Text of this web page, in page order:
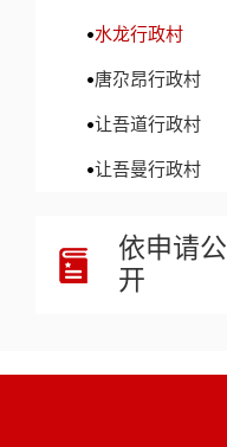
水龙行政村
唐尕昂行政村
让吾道行政村
让吾曼行政村
依申请公
开